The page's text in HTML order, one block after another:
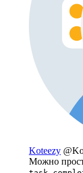
Koteezy
Можно